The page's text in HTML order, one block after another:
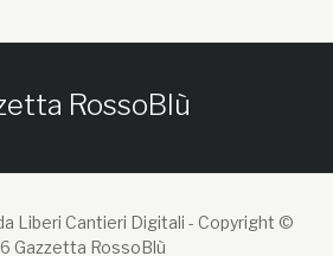
RossoBlù
Liberi Cantieri Digitali - Copyright ©
Gazzetta RossoBlù